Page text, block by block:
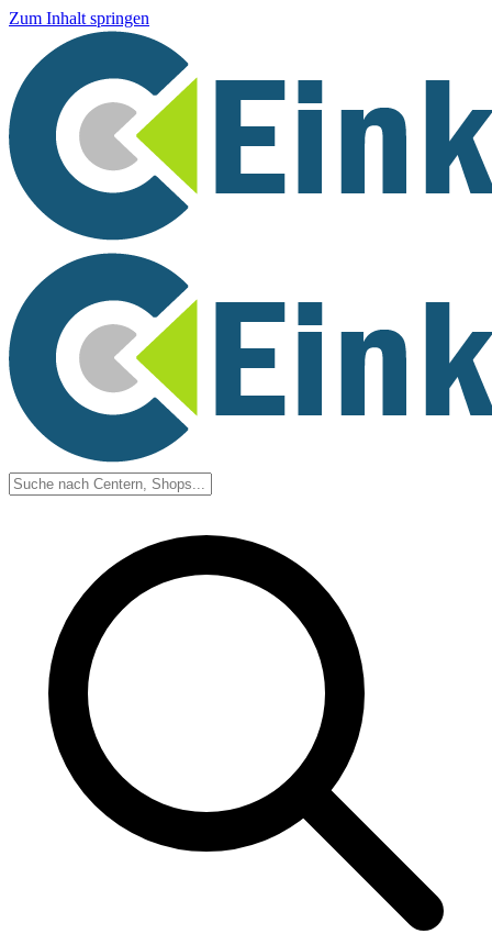
Zum Inhalt springen